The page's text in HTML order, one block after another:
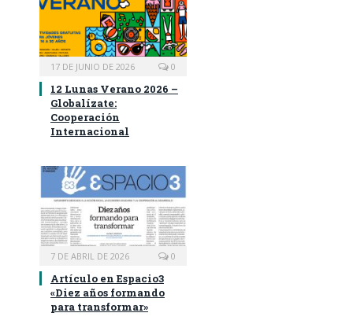
17 DE JUNIO DE 2026 0
12 Lunas Verano 2026 –
Globalízate:
Cooperación
Internacional
7 DE ABRIL DE 2026 0
Artículo en Espacio3
«Diez años formando
para transformar»